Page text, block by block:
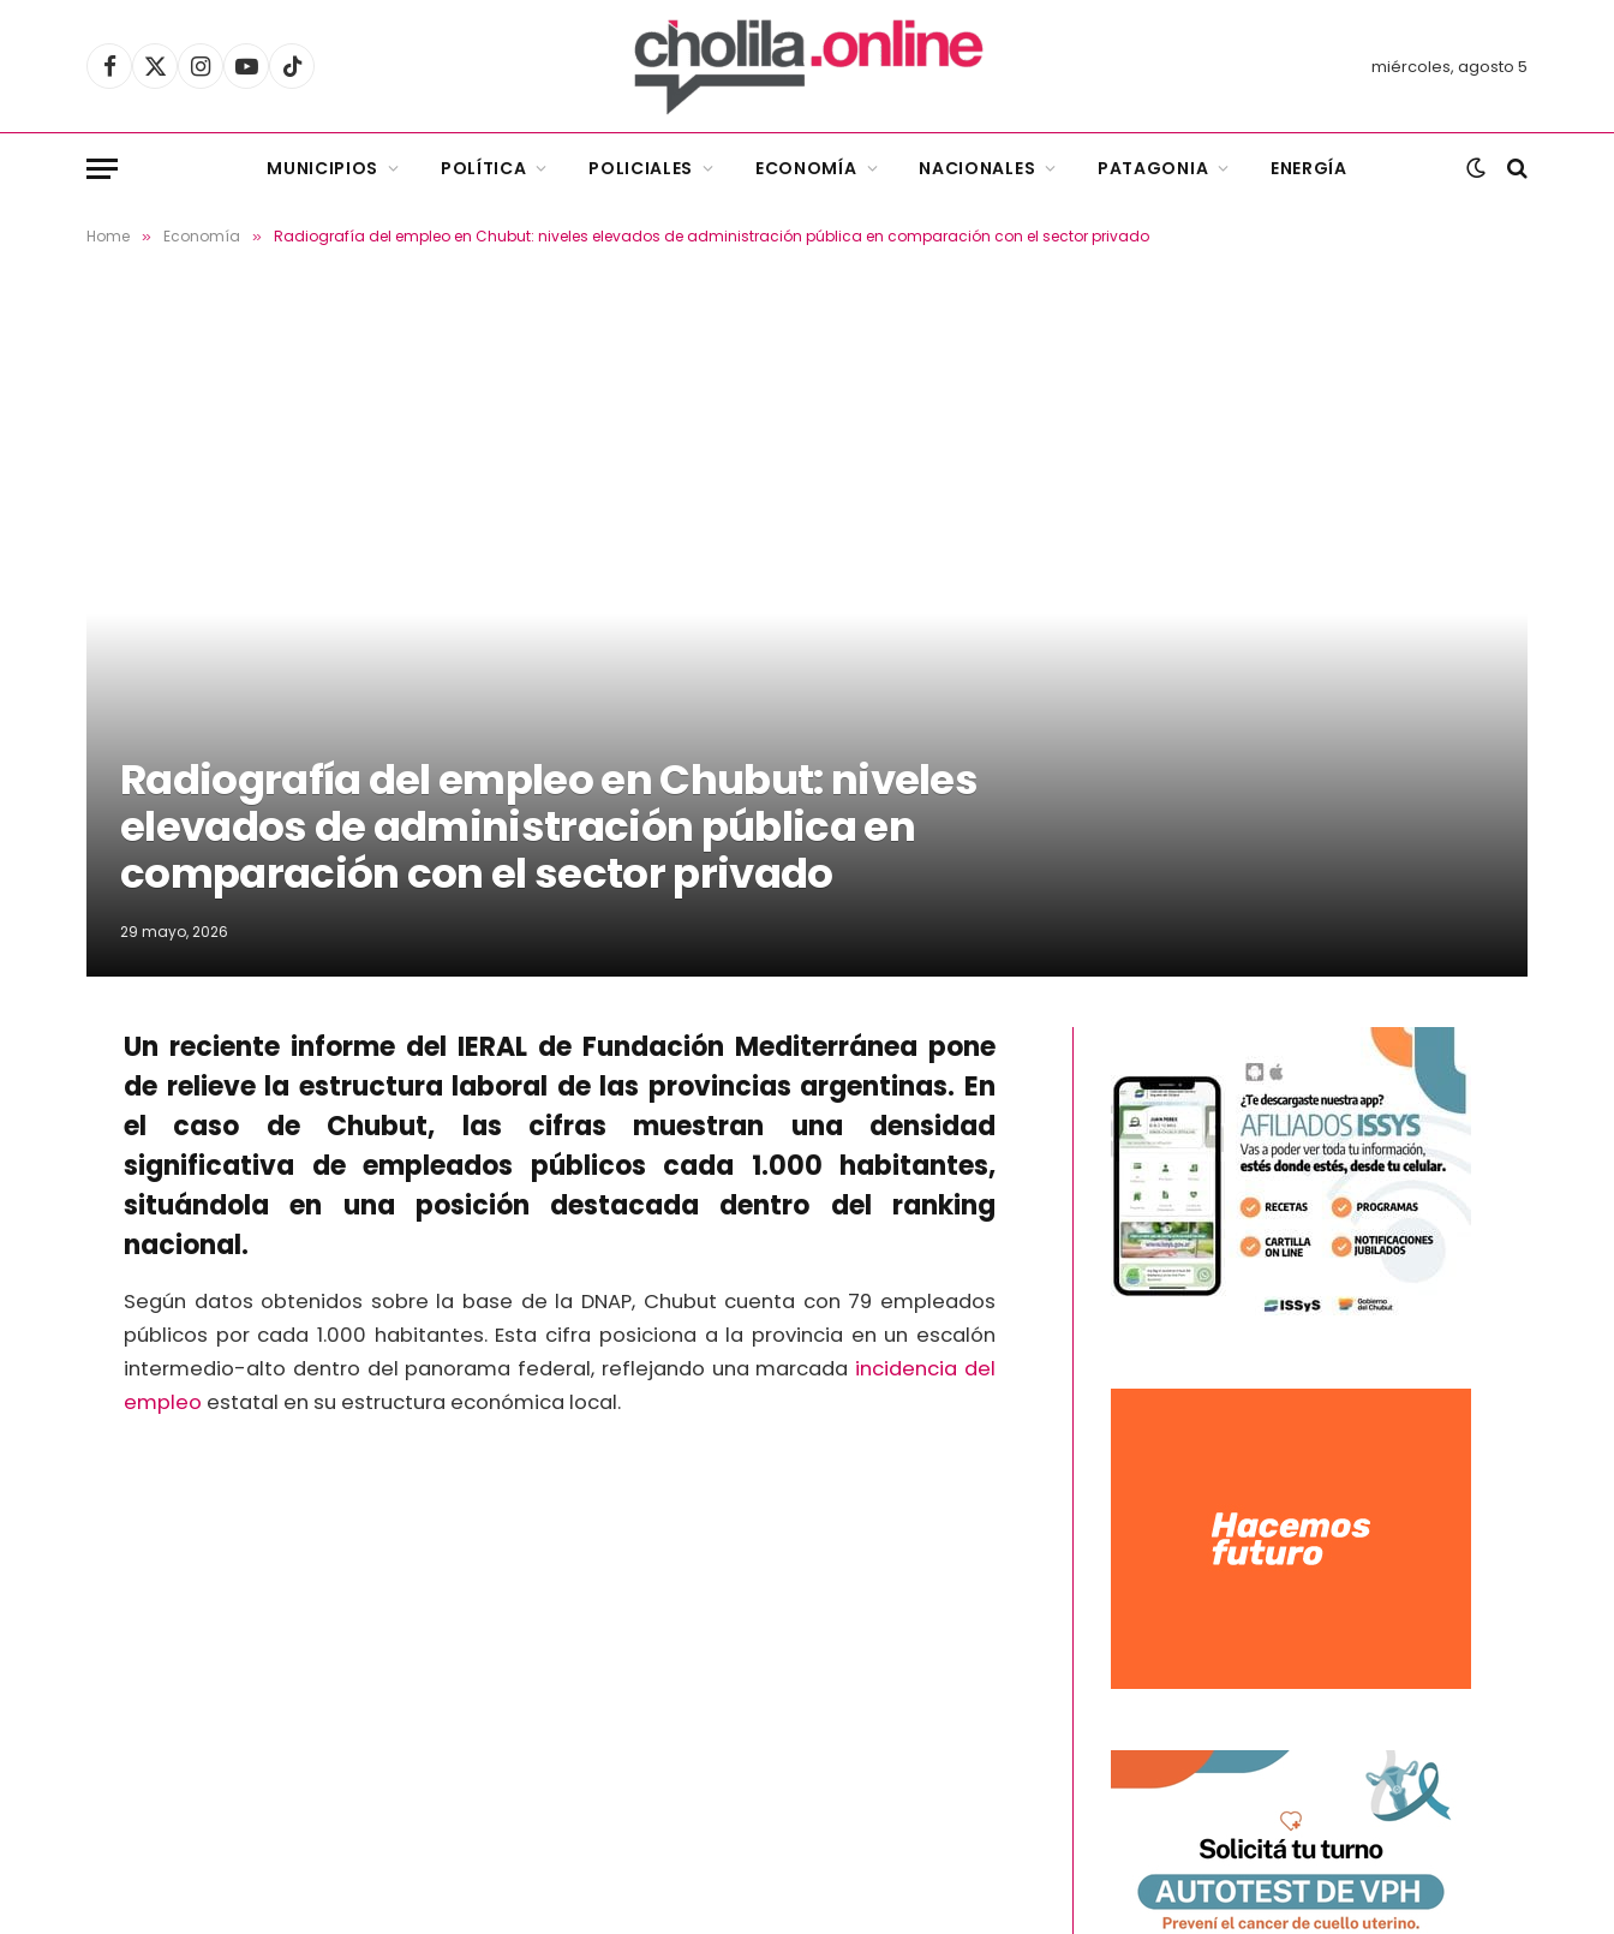
Facebook
X
Instagram
YouTubeTikTok miércoles, agosto 5
MUNICIPIOS POLÍTICA POLICIALES ECONOMÍA NACIONALES PATAGONIA ENERGÍA
Home » Economía » Radiografía del empleo en Chubut: niveles elevados de administración pública en comparación con el sector privado
Radiografía del empleo en Chubut: niveles
elevados de administración pública en
comparación con el sector privado
29 mayo, 2026
​Un reciente informe del IERAL de Fundación Mediterránea pone
de relieve la estructura laboral de las provincias argentinas. En
el caso de Chubut, las cifras muestran una densidad
significativa de empleados públicos cada 1.000 habitantes,
situándola en una posición destacada dentro del ranking
nacional.
​Según datos obtenidos sobre la base de la DNAP, Chubut cuenta con 79 empleados
públicos por cada 1.000 habitantes. Esta cifra posiciona a la provincia en un escalón
intermedio-alto dentro del panorama federal, reflejando una marcada incidencia del
empleo estatal en su estructura económica local.